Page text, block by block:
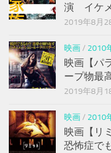
演 イケ
2019年8月
映画/ 2010
映画【パ
ープ物最
2019年8月
映画/ 2010
映画【リ
恐怖症で